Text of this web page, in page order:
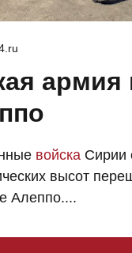
армия
войска Сирии
высот
Алеппо....